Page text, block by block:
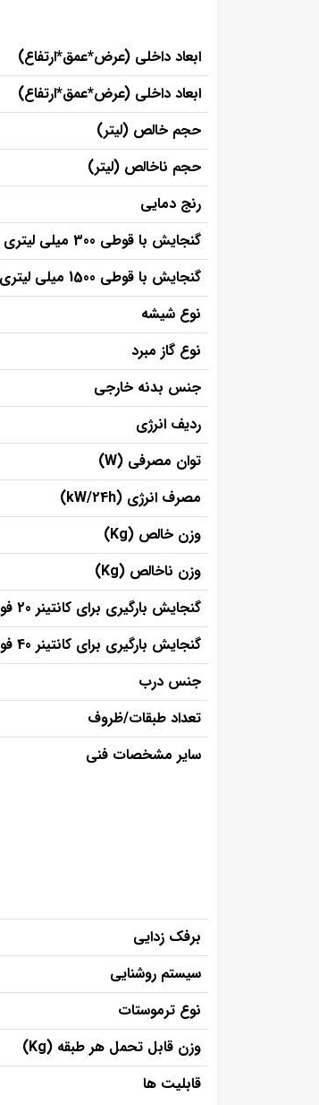
ابعاد داخلی (عرض*عمق*ارتفاع)
ابعاد داخلی (عرض*عمق*ارتفاع)
حجم خالص (لیتر)
حجم ناخالص (لیتر)
رنج دمایی
گنجایش با قوطی 300 میلی لیتری
گنجایش با قوطی 1500 میلی لیتری
نوع شیشه
نوع گاز مبرد
جنس بدنه خارجی
ردیف انرژی
توان مصرفی (W)
مصرف انرژی (kW/24h)
وزن خالص (Kg)
وزن ناخالص (Kg)
گنجایش بارگیری برای کانتینر 20 فوت
گنجایش بارگیری برای کانتینر 40 فوت
جنس درب
تعداد طبقات/ظروف
سایر مشخصات فنی
برفک زدایی
سیستم روشنایی
نوع ترموستات
وزن قابل تحمل هر طبقه (Kg)
قابلیت ها